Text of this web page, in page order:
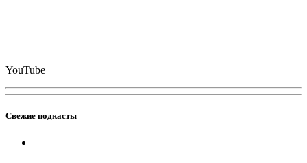
YouTube
Свежие подкасты